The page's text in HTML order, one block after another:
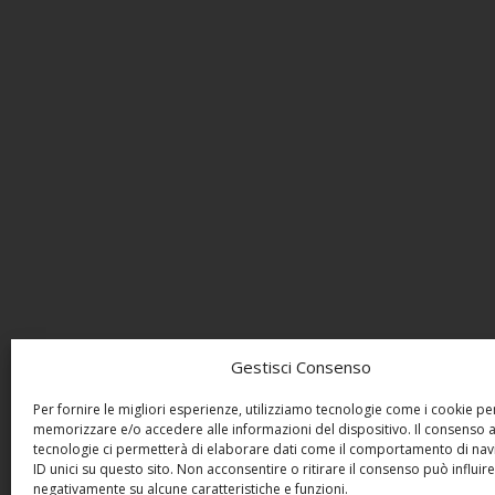
Gestisci Consenso
Per fornire le migliori esperienze, utilizziamo tecnologie come i cookie
memorizzare e/o accedere alle informazioni del dispositivo. Il consenso
tecnologie ci permetterà di elaborare dati come il comportamento di
ID unici su questo sito. Non acconsentire o ritirare il consenso può influire
negativamente su alcune caratteristiche e funzioni.